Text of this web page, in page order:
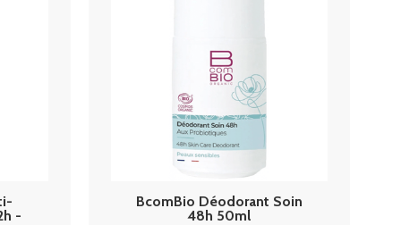
-
BcomBio Déodorant Soin
48h 50ml